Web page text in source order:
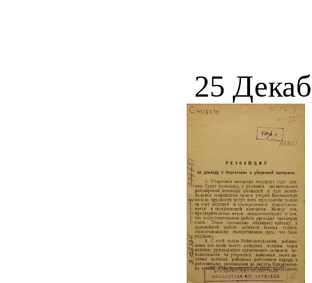
25